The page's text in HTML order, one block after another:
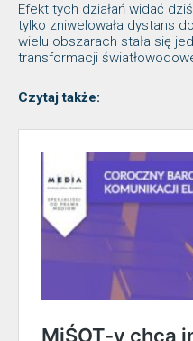
Efekt tych działań widać
tylko zniwelowała dystans
wielu obszarach stała się
transformacji
Czytaj także: